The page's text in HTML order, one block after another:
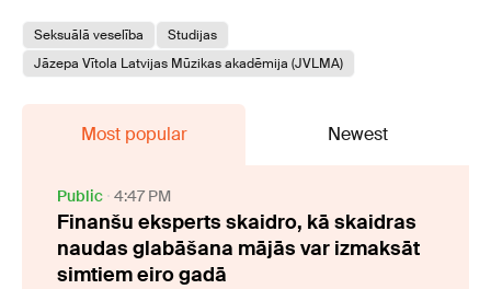
Seksuālā veselība
Studijas
Jāzepa Vītola Latvijas Mūzikas akadēmija (JVLMA)
Most popular Newest
Public 4:47 PM
Finanšu eksperts skaidro, kā skaidras
naudas glabāšana mājās var izmaksāt
simtiem eiro gadā